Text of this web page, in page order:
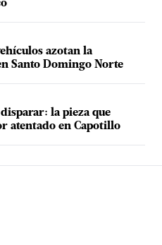
azotan la
Santo Domingo Norte
la pieza que
atentado en Capotillo